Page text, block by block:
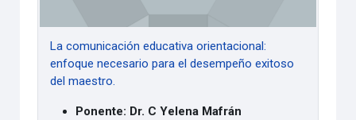
La comunicación educativa orientacional:
enfoque necesario para el desempeño exitoso
del maestro.
Ponente: Dr. C Yelena Mafrán